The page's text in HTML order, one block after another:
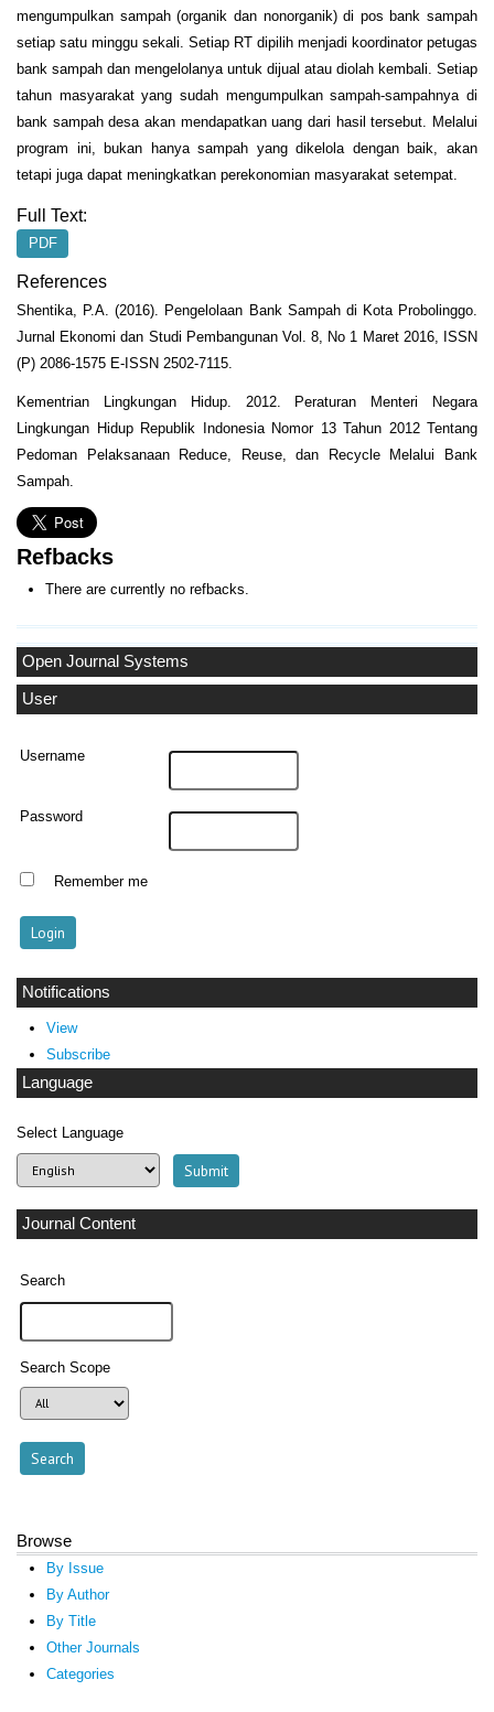
Open Journal Systems
User
Username
Password
Remember me
Notifications
View
Subscribe
Language
Select Language
Journal Content
Search
Search Scope
Browse
By Issue
By Author
By Title
Other Journals
Categories
mengumpulkan sampah (organik dan nonorganik) di pos bank sampah
setiap satu minggu sekali. Setiap RT dipilih menjadi koordinator petugas
bank sampah dan mengelolanya untuk dijual atau diolah kembali. Setiap
tahun masyarakat yang sudah mengumpulkan sampah-sampahnya di
bank sampah desa akan mendapatkan uang dari hasil tersebut. Melalui
program ini, bukan hanya sampah yang dikelola dengan baik, akan
tetapi juga dapat meningkatkan perekonomian masyarakat setempat.
Full Text:
PDF
References
Shentika, P.A. (2016). Pengelolaan Bank Sampah di Kota Probolinggo.
Jurnal Ekonomi dan Studi Pembangunan Vol. 8, No 1 Maret 2016, ISSN
(P) 2086-1575 E-ISSN 2502-7115.
Kementrian Lingkungan Hidup. 2012. Peraturan Menteri Negara
Lingkungan Hidup Republik Indonesia Nomor 13 Tahun 2012 Tentang
Pedoman Pelaksanaan Reduce, Reuse, dan Recycle Melalui Bank
Sampah.
Refbacks
There are currently no refbacks.